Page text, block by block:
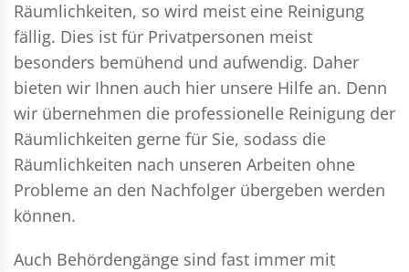
Räumlichkeiten, so wird meist eine Reinigung
fällig. Dies ist für Privatpersonen meist
besonders bemühend und aufwendig. Daher
bieten wir Ihnen auch hier unsere Hilfe an. Denn
wir übernehmen die professionelle Reinigung der
Räumlichkeiten gerne für Sie, sodass die
Räumlichkeiten nach unseren Arbeiten ohne
Probleme an den Nachfolger übergeben werden
können.
Auch Behördengänge sind fast immer mit